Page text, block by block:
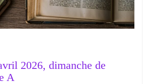
2026, dimanche de
A